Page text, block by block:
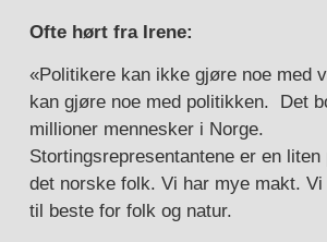
Ofte hørt fra Irene:
«Politikere kan ikke gjøre noe med
kan gjøre noe med politikken. Det
millioner mennesker i Norge.
Stortingsrepresentantene er en liten
det norske folk. Vi har mye makt. Vi
til beste for folk og natur.